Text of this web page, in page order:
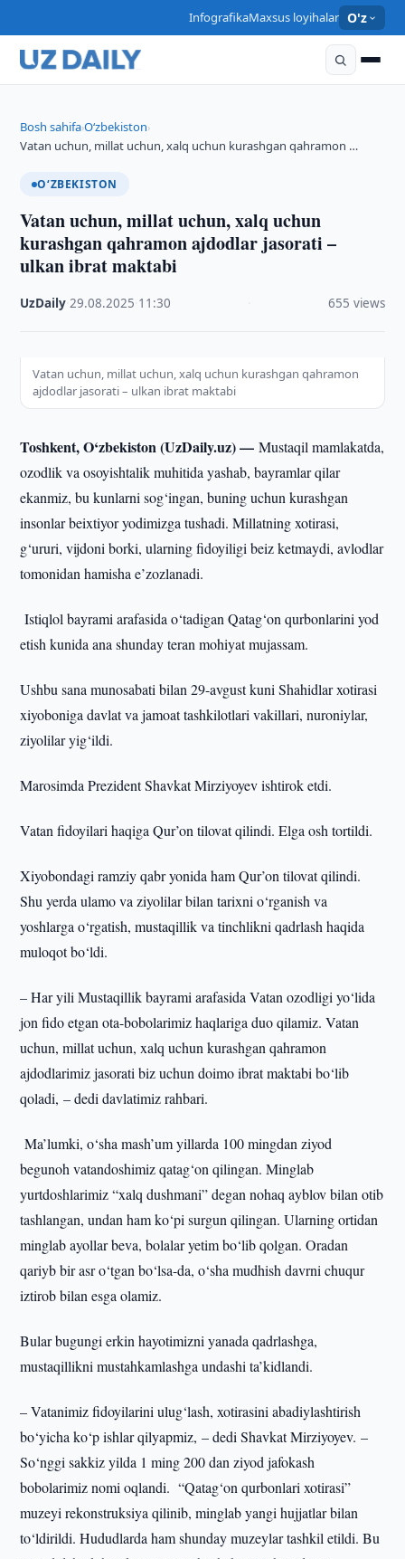
InfografikaMaxsus loyihalar O'z
Bosh sahifa›O‘zbekiston›
Vatan uchun, millat uchun, xalq uchun kurashgan qahramon …
O‘ZBEKISTON
Vatan uchun, millat uchun, xalq uchun
kurashgan qahramon ajdodlar jasorati –
ulkan ibrat maktabi
UzDaily ·29.08.2025 11:30 655 views
Vatan uchun, millat uchun, xalq uchun kurashgan qahramon
ajdodlar jasorati – ulkan ibrat maktabi
Toshkent, O‘zbekiston (UzDaily.uz) —Mustaqil mamlakatda,
ozodlik va osoyishtalik muhitida yashab, bayramlar qilar
ekanmiz, bu kunlarni sog‘ingan, buning uchun kurashgan
insonlar beixtiyor yodimizga tushadi. Millatning xotirasi,
g‘ururi, vijdoni borki, ularning fidoyiligi beiz ketmaydi, avlodlar
tomonidan hamisha e’zozlanadi.
Istiqlol bayrami arafasida o‘tadigan Qatag‘on qurbonlarini yod
etish kunida ana shunday teran mohiyat mujassam.
Ushbu sana munosabati bilan 29-avgust kuni Shahidlar xotirasi
xiyoboniga davlat va jamoat tashkilotlari vakillari, nuroniylar,
ziyolilar yig‘ildi.
Marosimda Prezident Shavkat Mirziyoyev ishtirok etdi.
Vatan fidoyilari haqiga Qur’on tilovat qilindi. Elga osh tortildi.
Xiyobondagi ramziy qabr yonida ham Qur’on tilovat qilindi.
Shu yerda ulamo va ziyolilar bilan tarixni o‘rganish va
yoshlarga o‘rgatish, mustaqillik va tinchlikni qadrlash haqida
muloqot bo‘ldi.
– Har yili Mustaqillik bayrami arafasida Vatan ozodligi yo‘lida
jon fido etgan ota-bobolarimiz haqlariga duo qilamiz. Vatan
uchun, millat uchun, xalq uchun kurashgan qahramon
ajdodlarimiz jasorati biz uchun doimo ibrat maktabi bo‘lib
qoladi, – dedi davlatimiz rahbari.
Ma’lumki, o‘sha mash’um yillarda 100 mingdan ziyod
begunoh vatandoshimiz qatag‘on qilingan. Minglab
yurtdoshlarimiz “xalq dushmani” degan nohaq ayblov bilan otib
tashlangan, undan ham ko‘pi surgun qilingan. Ularning ortidan
minglab ayollar beva, bolalar yetim bo‘lib qolgan. Oradan
qariyb bir asr o‘tgan bo‘lsa-da, o‘sha mudhish davrni chuqur
iztirob bilan esga olamiz.
Bular bugungi erkin hayotimizni yanada qadrlashga,
mustaqillikni mustahkamlashga undashi ta’kidlandi.
– Vatanimiz fidoyilarini ulug‘lash, xotirasini abadiylashtirish
bo‘yicha ko‘p ishlar qilyapmiz, – dedi Shavkat Mirziyoyev. –
So‘nggi sakkiz yilda 1 ming 200 dan ziyod jafokash
bobolarimiz nomi oqlandi. “Qatag‘on qurbonlari xotirasi”
muzeyi rekonstruksiya qilinib, minglab yangi hujjatlar bilan
to‘ldirildi. Hududlarda ham shunday muzeylar tashkil etildi. Bu